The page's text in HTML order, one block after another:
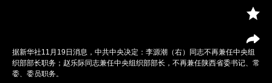
据新华社11月19日消息，中共中央决定：李源潮（右）同志不再兼任中央组
织部部长职务；赵乐际同志兼任中央组织部部长，不再兼任陕西省委书记、常
委、委员职务。